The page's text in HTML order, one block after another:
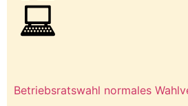
Betriebsratswahl normales